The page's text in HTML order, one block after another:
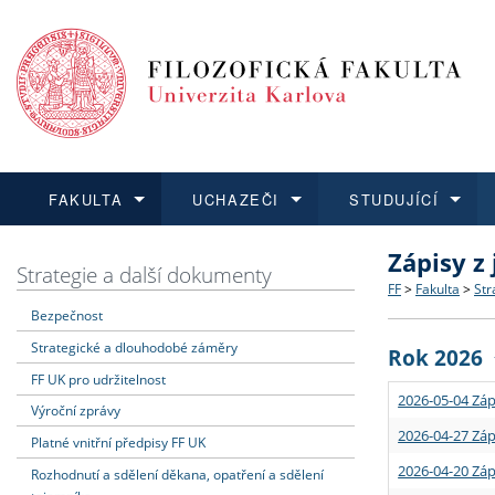
FAKULTA
Dozvědět se více
Struktura
Strategie
Podpora
UCHAZEČI
Podat přihlášku
Co
Učitelské
STUDUJÍCÍ
Dozvědět se více
Rigorózní
Dozvědět se více
O vědě a
Granty a
Dozvědět se více
Aktuální
Strategie a další dokumenty
Bezpečnost
Strategické a dlouhodobé záměry
FF UK pro udržitelnost
Výroční zprávy
Platné vnitřní předpisy FF UK
Rozhodnutí a sdělení děkana, opatření a sdělení
Zápisy
FF > Fakulta >
Rok 2026
2026-05-04
2026-04-27
2026-04-20